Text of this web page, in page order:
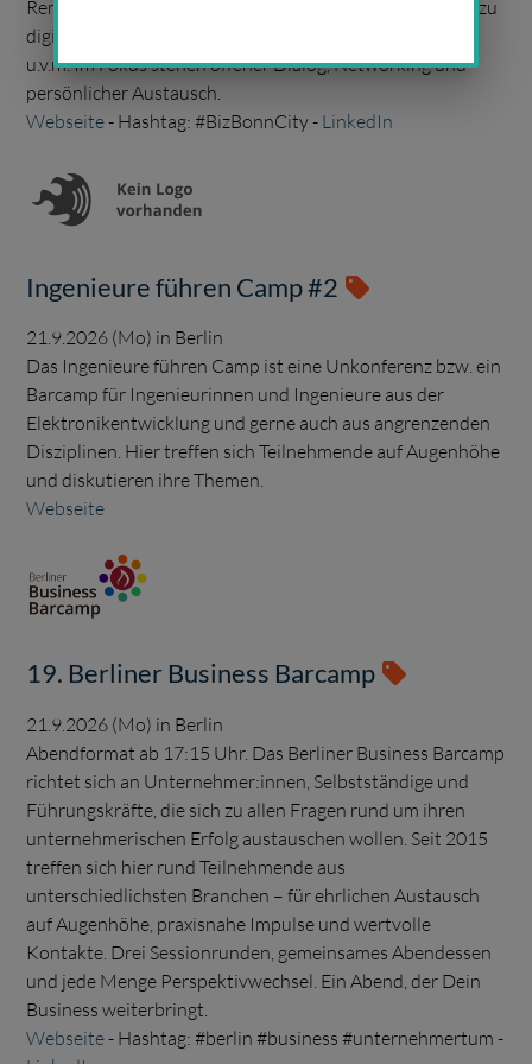
Remigiusplatz treffen sich Interessierte auf Augenhöhe, zu
digitalen Geschäftsmodellen, IT-Sicherheit, Marketing
u.v.m. Im Fokus stehen offener Dialog, Networking und
persönlicher Austausch.
Webseite- Hashtag: #BizBonnCity - LinkedIn
Ingenieure führen Camp #2
21.9.2026 (Mo) in Berlin
Das Ingenieure führen Camp ist eine Unkonferenz bzw. ein
Barcamp für Ingenieurinnen und Ingenieure aus der
Elektronikentwicklung und gerne auch aus angrenzenden
Disziplinen. Hier treffen sich Teilnehmende auf Augenhöhe
und diskutieren ihre Themen.
Webseite
19. Berliner Business Barcamp
21.9.2026 (Mo) in Berlin
Abendformat ab 17:15 Uhr. Das Berliner Business Barcamp
richtet sich an Unternehmer:innen, Selbstständige und
Führungskräfte, die sich zu allen Fragen rund um ihren
unternehmerischen Erfolg austauschen wollen. Seit 2015
treffen sich hier rund Teilnehmende aus
unterschiedlichsten Branchen – für ehrlichen Austausch
auf Augenhöhe, praxisnahe Impulse und wertvolle
Kontakte. Drei Sessionrunden, gemeinsames Abendessen
und jede Menge Perspektivwechsel. Ein Abend, der Dein
Business weiterbringt.
Webseite- Hashtag: #berlin #business #unternehmertum -